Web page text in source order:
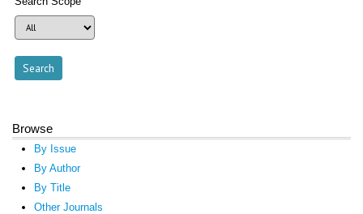
Browse
By Issue
By Author
By Title
Other Journals